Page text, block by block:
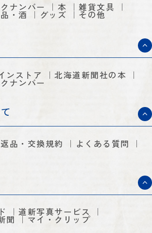
ナンバー 本 雑貨文具
・酒 グッズ その他
ンストア 北海道新聞社の本
ナンバー
返品・交換規約 よくある質問
道新写真サービス
聞 マイ・クリップ